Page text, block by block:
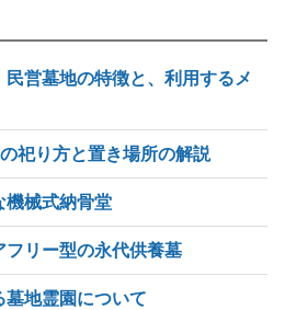
営墓地の特徴と、利用するメ
祀り方と置き場所の解説
機械式納骨堂
リー型の永代供養墓
地霊園について